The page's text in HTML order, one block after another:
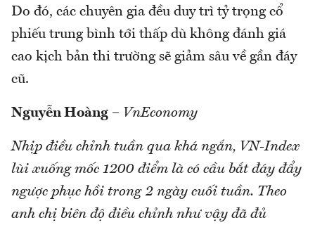
Do đó, các chuyên gia đều duy trì tỷ trọng cổ
phiếu trung bình tới thấp dù không đánh giá
cao kịch bản thi trường sẽ giảm sâu về gần đáy
cũ.
Nguyễn Hoàng – VnEconomy
Nhịp điều chỉnh tuần qua khá ngắn, VN-Index
lùi xuống mốc 1200 điểm là có cầu bắt đáy đẩy
ngược phục hồi trong 2 ngày cuối tuần. Theo
anh chị biên độ điều chỉnh như vậy đã đủ